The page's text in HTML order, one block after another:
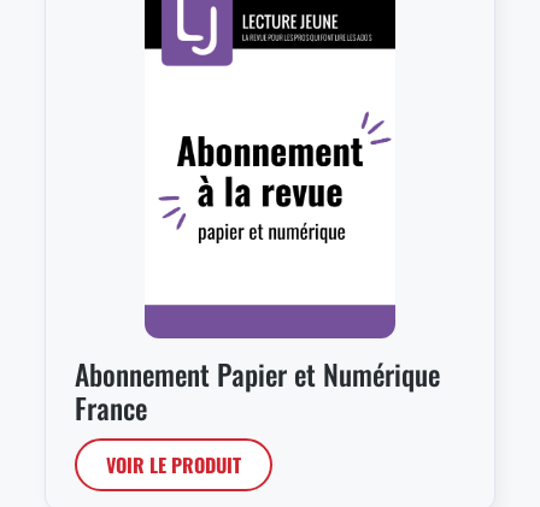
Abonnement Papier et Numérique
France
VOIR LE PRODUIT